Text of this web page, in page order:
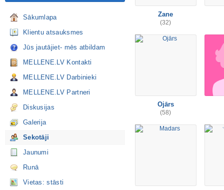
Sākumlapa
Klientu atsauksmes
Jūs jautājiet- mēs atbildam
MELLENE.LV Kontakti
MELLENE.LV Darbinieki
MELLENE.LV Partneri
Diskusijas
Galerija
Sekotāji
Jaunumi
Runā
Vietas: stāsti
Zane
(32)
Ojārs
(58)